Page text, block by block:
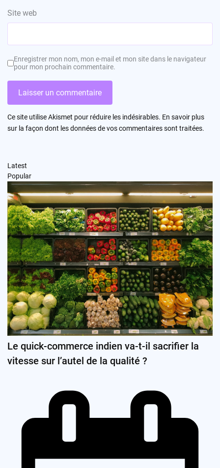
Site web
Enregistrer mon nom, mon e-mail et mon site dans le navigateur
pour mon prochain commentaire.
Ce site utilise Akismet pour réduire les indésirables. En savoir plus
sur la façon dont les données de vos commentaires sont traitées.
Latest
Popular
Le quick-commerce indien va-t-il sacrifier la
vitesse sur l’autel de la qualité ?